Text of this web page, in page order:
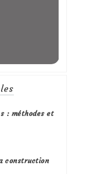
: méthodes et
construction